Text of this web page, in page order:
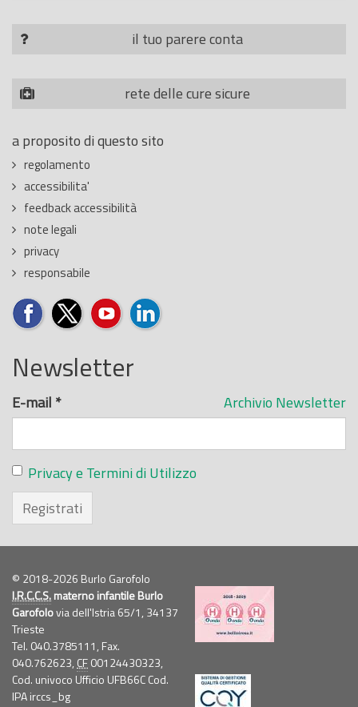
il tuo parere conta
rete delle cure sicure
a proposito di questo sito
regolamento
accessibilita'
feedback accessibilità
note legali
privacy
responsabile
Newsletter
Archivio Newsletter
E-mail *
Privacy e Termini di Utilizzo
Registrati
© 2018-2026 Burlo Garofolo
I.R.C.C.S.materno infantile Burlo
Garofolovia dell'Istria 65/1, 34137
Trieste
Tel. 040.3785111, Fax.
040.762623, CF00124430323,
Cod. univoco Ufficio UFB66C Cod.
IPA irccs_bg